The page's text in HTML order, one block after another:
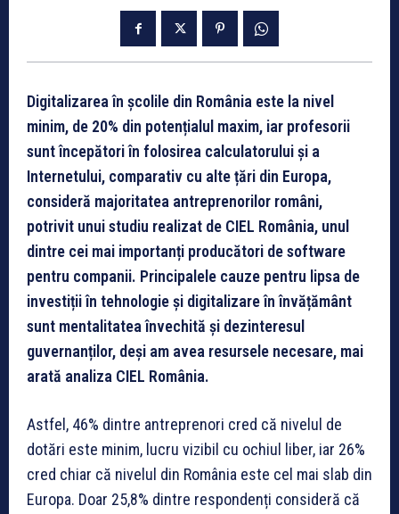
Digitalizarea în școlile din România este la nivel
minim, de 20% din potențialul maxim, iar profesorii
sunt începători în folosirea calculatorului și a
Internetului, comparativ cu alte țări din Europa,
consideră majoritatea antreprenorilor români,
potrivit unui studiu realizat de CIEL România, unul
dintre cei mai importanți producători de software
pentru companii. Principalele cauze pentru lipsa de
investiții în tehnologie și digitalizare în învățământ
sunt mentalitatea învechită și dezinteresul
guvernanților, deși am avea resursele necesare, mai
arată analiza CIEL România.
Astfel, 46% dintre antreprenori cred că nivelul de
dotări este minim, lucru vizibil cu ochiul liber, iar 26%
cred chiar că nivelul din România este cel mai slab din
Europa. Doar 25,8% dintre respondenți consideră că